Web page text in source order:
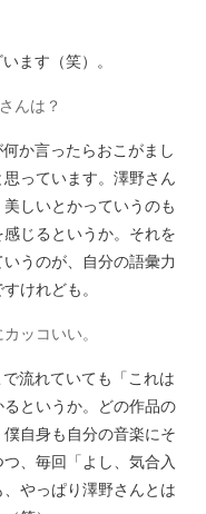
ます（笑）。
んは？
か言ったらおこがまし
っています。澤野さん
しいとかっていうのも
じるというか。それを
うのが、自分の語彙力
けれども。
ッコいい。
流れていても「これは
というか。どの作品の
自身も自分の音楽にそ
、毎回「よし、気合入
やっぱり澤野さんとは